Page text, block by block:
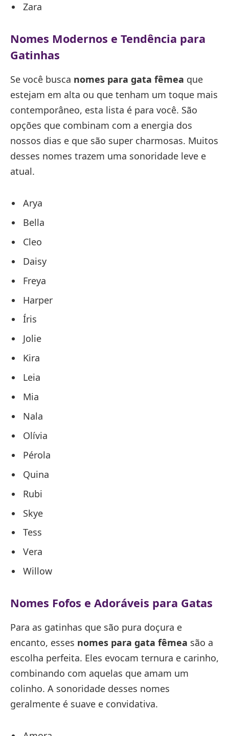
Zara
Nomes Modernos e Tendência para
Gatinhas
Se você busca nomes para gata fêmea que
estejam em alta ou que tenham um toque mais
contemporâneo, esta lista é para você. São
opções que combinam com a energia dos
nossos dias e que são super charmosas. Muitos
desses nomes trazem uma sonoridade leve e
atual.
Arya
Bella
Cleo
Daisy
Freya
Harper
Íris
Jolie
Kira
Leia
Mia
Nala
Olívia
Pérola
Quina
Rubi
Skye
Tess
Vera
Willow
Nomes Fofos e Adoráveis para Gatas
Para as gatinhas que são pura doçura e
encanto, esses nomes para gata fêmea são a
escolha perfeita. Eles evocam ternura e carinho,
combinando com aquelas que amam um
colinho. A sonoridade desses nomes
geralmente é suave e convidativa.